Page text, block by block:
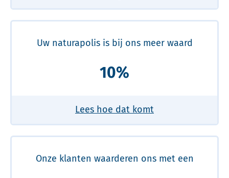
Uw naturapolis is bij ons meer waard
10%
Lees hoe dat komt
Onze klanten waarderen ons met een